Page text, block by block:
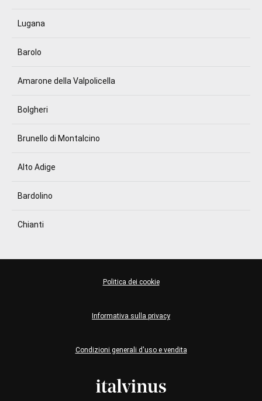
Lugana
Barolo
Amarone della Valpolicella
Bolgheri
Brunello di Montalcino
Alto Adige
Bardolino
Chianti
Condizioni generali d'uso e vendita
Informativa sulla privacy
Politica dei cookie